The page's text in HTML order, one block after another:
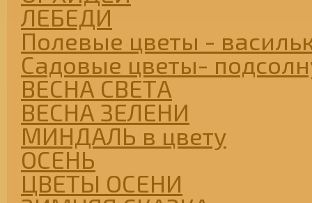
ЛЕБЕДИ
Полевые цветы -
Садовые цветы-
ВЕСНА СВЕТА
ВЕСНА ЗЕЛЕНИ
МИНДАЛЬ в цвету
ОСЕНЬ
ЦВЕТЫ ОСЕНИ